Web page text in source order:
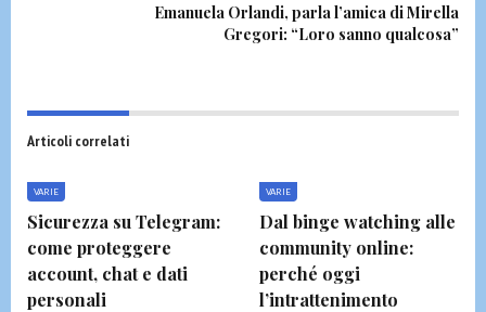
Emanuela Orlandi, parla l’amica di Mirella
Gregori: “Loro sanno qualcosa”
Articoli correlati
VARIE
Sicurezza su Telegram:
come proteggere
account, chat e dati
personali
VARIE
Dal binge watching alle
community online:
perché oggi
l’intrattenimento